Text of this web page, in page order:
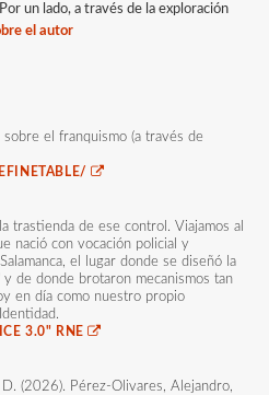
un lado, a través de la exploración
el autor
sobre el franquismo (a través de
trastienda de ese control. Viajamos al
nació con vocación policial y
el lugar donde se diseñó la
de donde brotaron mecanismos tan
en día como nuestro propio
3.0" RNE
(2026). Pérez-Olivares, Alejandro,